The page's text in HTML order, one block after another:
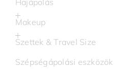
Hajápolás
Makeup
Szettek & Travel Size
Szépségápolási eszközök